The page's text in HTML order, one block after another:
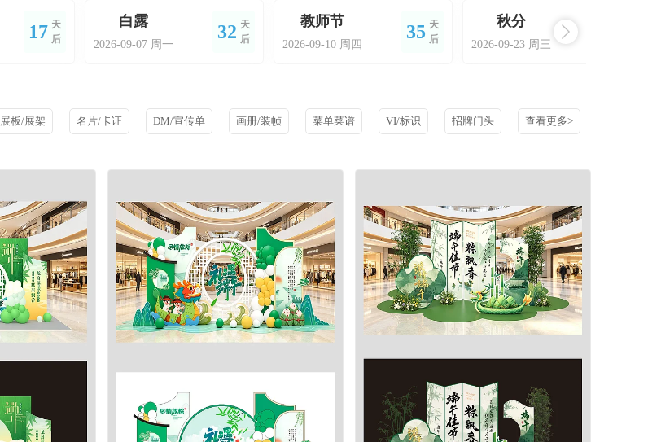
17 天
后
白露
2026-09-07 周一
32 天
后
教师节
2026-09-10 周四
35 天
后
秋分
2026-09-23 周三
展板/展架 名片/卡证 DM/宣传单 画册/装帧 菜单菜谱 VI/标识 招牌门头 查看更多>